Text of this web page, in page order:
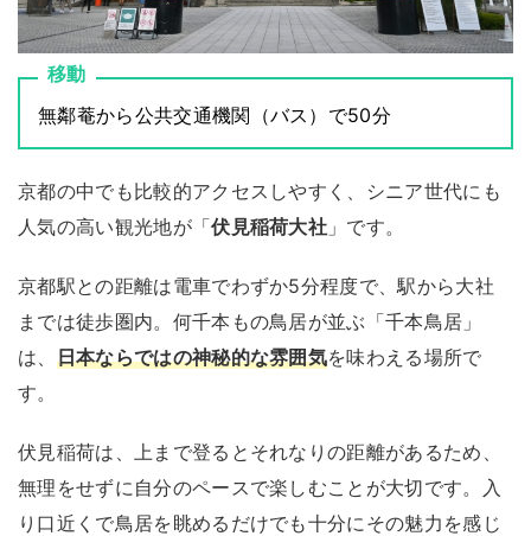
移動
無鄰菴から公共交通機関（バス）で50分
京都の中でも比較的アクセスしやすく、シニア世代にも
人気の高い観光地が「伏見稲荷大社 」です。
京都駅との距離は電車でわずか5分程度で、駅から大社
までは徒歩圏内。何千本もの鳥居が並ぶ「千本鳥居」
は、 日本ならではの神秘的な雰囲気を味わえる場所で
す。
伏見稲荷は、上まで登るとそれなりの距離があるため、
無理をせずに自分のペースで楽しむことが大切です。入
り口近くで鳥居を眺めるだけでも十分にその魅力を感じ